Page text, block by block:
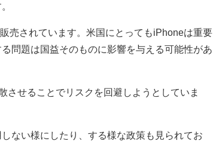
売されています。米国にとってもiPhoneは重要
問題は国益そのものに影響を与える可能性があ
させることでリスクを回避しようとしていま
ない様にしたり、する様な政策も見られてお